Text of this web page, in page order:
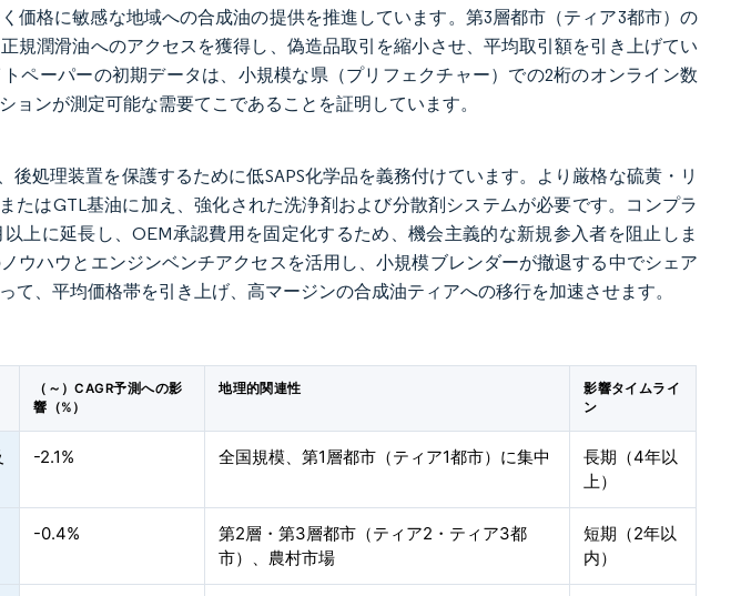
価格に敏感な地域への合成油の提供を推進しています。第3層都市（ティア3都市）の
規潤滑油へのアクセスを獲得し、偽造品取引を縮小させ、平均取引額を引き上げてい
ペーパーの初期データは、小規模な県（プリフェクチャー）での2桁のオンライン数
ョンが測定可能な需要てこであることを証明しています。
後処理装置を保護するために低SAPS化学品を義務付けています。より厳格な硫黄・リ
たはGTL基油に加え、強化された洗浄剤および分散剤システムが必要です。コンプラ
上に延長し、OEM承認費用を固定化するため、機会主義的な新規参入者を阻止しま
ウハウとエンジンベンチアクセスを活用し、小規模ブレンダーが撤退する中でシェア
て、平均価格帯を引き上げ、高マージンの合成油ティアへの移行を加速させます。
（～）CAGR予測への影
響（%）
地理的関連性
影響タイムライ
ン
-2.1% 全国規模、第1層都市（ティア1都市）に集中
長期（4年以
上）
-0.4%
第2層・第3層都市（ティア2・ティア3都
市）、農村市場
短期（2年以
内）